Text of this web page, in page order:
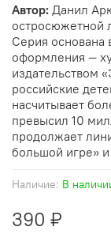
Наличие: В
390 ₽
Автор: Данил
остросюжетной
Серия основана
оформления —
издательством
российские
насчитывает
превысил 10
продолжает
большой игре»